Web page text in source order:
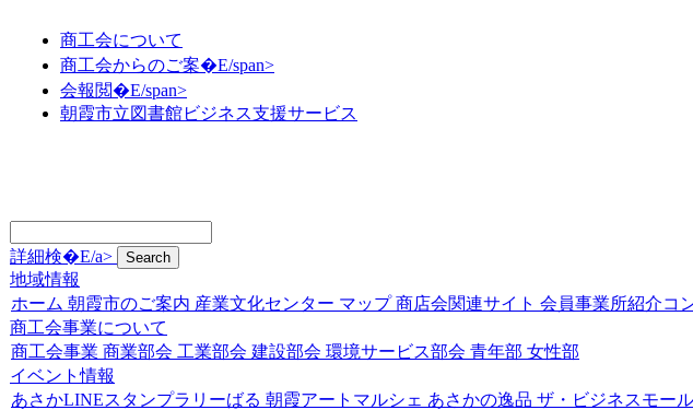
商工会について
商工会からのご案�E/span>
会報閲�E/span>
朝霞市立図書館ビジネス支援サービス
詳細検�E/a>
地域情報
ホーム 朝霞市のご案内 産業文化センター マップ 商店会関連サイト 会員事業所紹介コ
商工会事業について
商工会事業 商業部会 工業部会 建設部会 環境サービス部会 青年部 女性部
イベント情報
あさかLINEスタンプラリーばる 朝霞アートマルシェ あさかの逸品 ザ・ビジネスモール